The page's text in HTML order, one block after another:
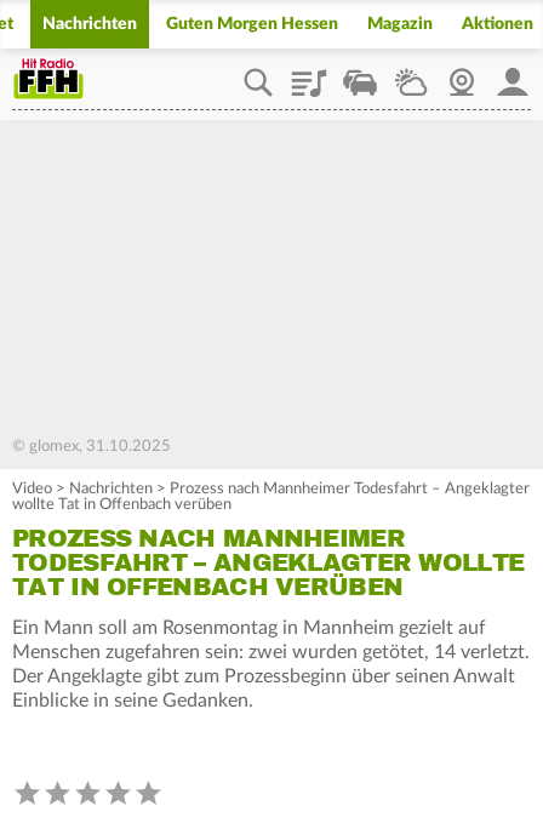
Nachrichten Guten Morgen Hessen Magazin Aktionen
PlaylistStaupilotWetterWebcam
© glomex, 31.10.2025
Video > Nachrichten > Prozess nach Mannheimer Todesfahrt – Angeklagter
wollte Tat in Offenbach verüben
PROZESS NACH MANNHEIMER
TODESFAHRT – ANGEKLAGTER WOLLTE
TAT IN OFFENBACH VERÜBEN
Ein Mann soll am Rosenmontag in Mannheim gezielt auf
Menschen zugefahren sein: zwei wurden getötet, 14 verletzt.
Der Angeklagte gibt zum Prozessbeginn über seinen Anwalt
Einblicke in seine Gedanken.